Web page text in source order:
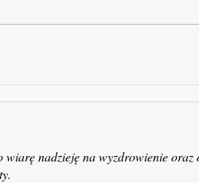
wiarę nadzieję na wyzdrowienie